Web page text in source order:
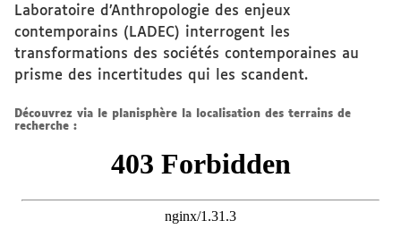
Laboratoire d’Anthropologie des enjeux
contemporains (LADEC) interrogent les
transformations des sociétés contemporaines au
prisme des incertitudes qui les scandent.
Découvrez via le planisphère la localisation des terrains de
recherche :